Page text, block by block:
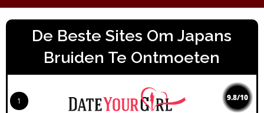
De Beste Sites Om Japans
Bruiden Te Ontmoeten
1 9.8/10